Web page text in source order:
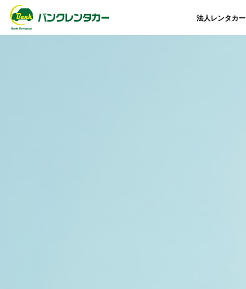
バンクレンタカー 法人レンタカー